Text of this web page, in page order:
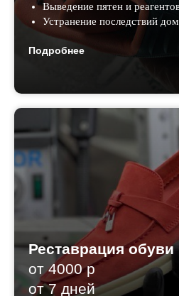
Выведение пятен и
Устранение последствий
Подробнее
Реставрация обуви
от 4000 р
от 7 дней